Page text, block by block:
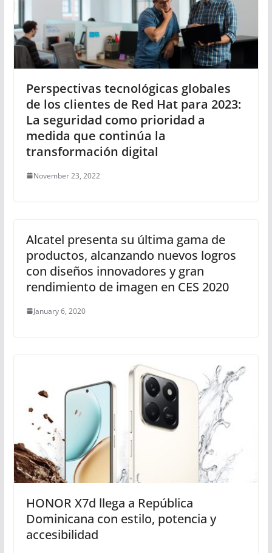
Perspectivas tecnológicas globales
de los clientes de Red Hat para 2023:
La seguridad como prioridad a
medida que continúa la
transformación digital
November 23, 2022
Alcatel presenta su última gama de
productos, alcanzando nuevos logros
con diseños innovadores y gran
rendimiento de imagen en CES 2020
January 6, 2020
HONOR X7d llega a República
Dominicana con estilo, potencia y
accesibilidad